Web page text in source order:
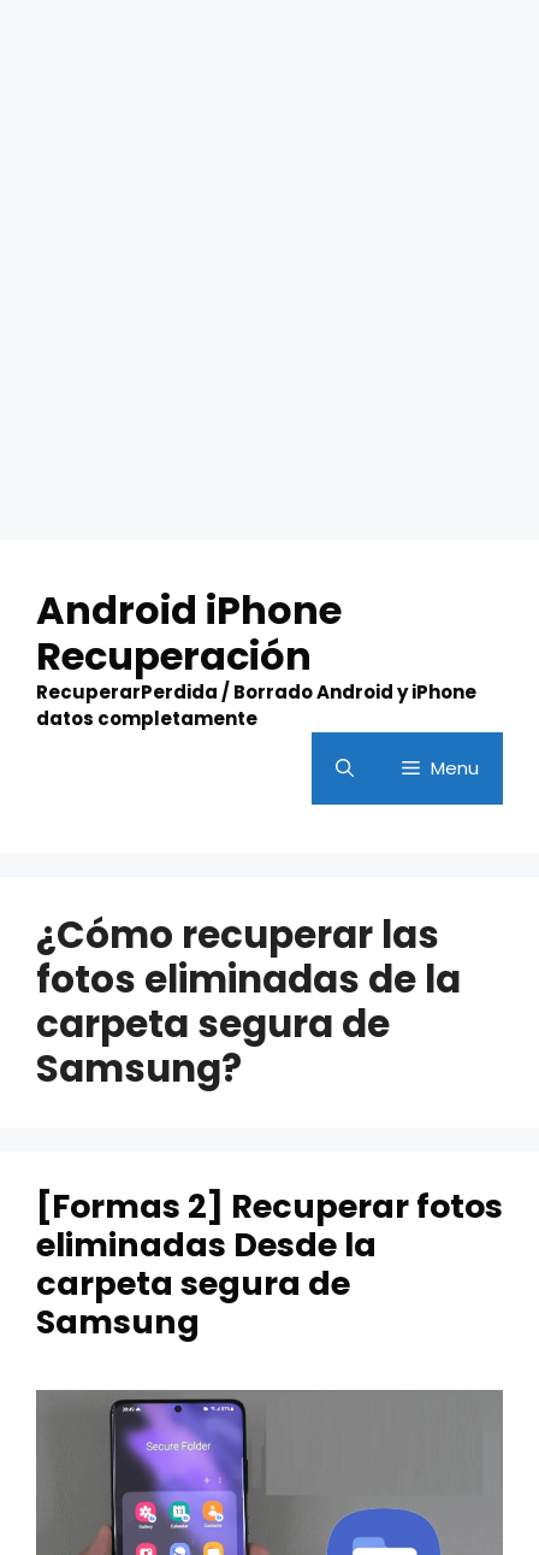
content
Android iPhone
Recuperación
RecuperarPerdida / Borrado Android y iPhone
datos completamente
Menu
¿Cómo recuperar las
fotos eliminadas de la
carpeta segura de
Samsung?
[Formas 2] Recuperar fotos
eliminadas Desde la
carpeta segura de
Samsung